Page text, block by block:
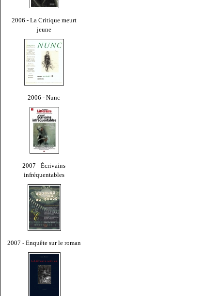
2006 - La Critique meurt
jeune
2006 - Nunc
2007 - Écrivains
infréquentables
2007 - Enquête sur le roman